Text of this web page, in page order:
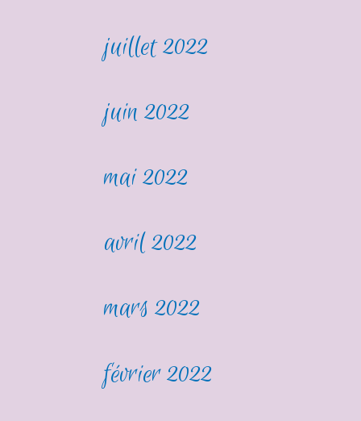
juillet 2022
juin 2022
mai 2022
avril 2022
mars 2022
février 2022